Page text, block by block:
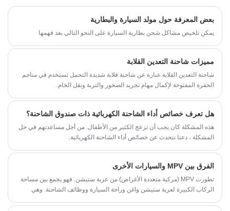
كل مغامرة تشعر بأنها جديدة ومثيرة.
بعض المعرفة حول مولد السيارة والبطارية
يمكن تلخيص مشاكل شحن بطارية السيارة على النحو التالي بعد فهمها
مميزات شاحنة التعدين القلابة
شاحنة التعدين القلابة عبارة عن شاحنة قلابة شديدة التحمل تستخدم في مناجم
الحفرة المفتوحة لإكمال مهام تجريد الصخور والتربة ونقل الخام.
هل تعرف خصائص أداء الشاحنة الكهربائية ذات صندوق الشاحنة؟
هذه المشكلة كان يجب أن تزعج الكثير من الأطفال. من أجل مساعدتهم في حل
المشكلة ، دعنا نتحدث عن خصائص أداء الشاحنة الكهربائية.
الفرق بين MPV والسيارات الأخرى
تطورت MPV (مركبة متعددة الأغراض) من عربة ستيشن. فهو يجمع بين مساحة
الركاب الكبيرة لعربة ستيشن واغن وراحة السيارة ووظائف الشاحنة. وهي